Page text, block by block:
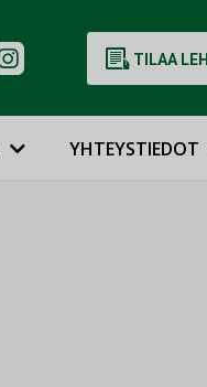
TILAA
YHTEYSTIEDOT